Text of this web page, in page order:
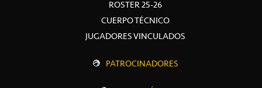
ROSTER 25-26
CUERPO TÉCNICO
JUGADORES VINCULADOS
PATROCINADORES